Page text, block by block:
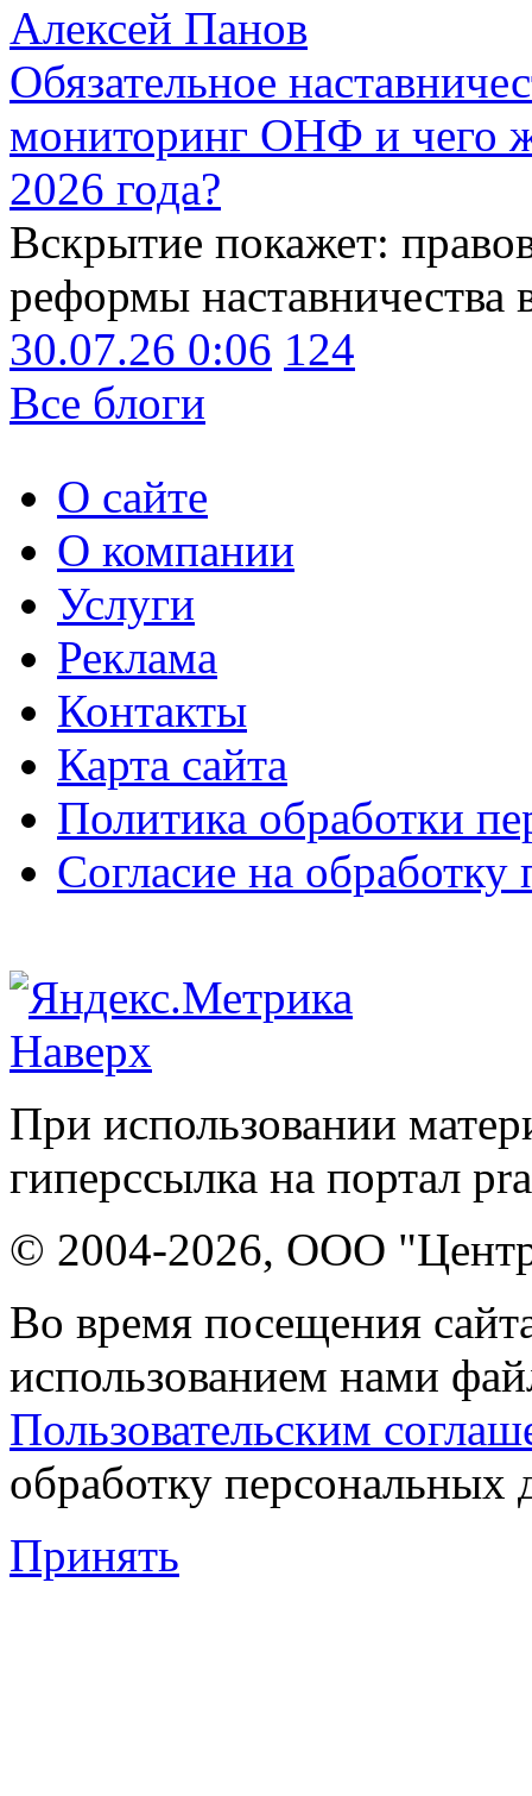
Алексей Панов
Обязательное
мониторинг ОНФ и чего
2026 года?
Вскрытие покажет:
реформы наставничества
30.07.26 0:06 124
Все блоги
О сайте
О компании
Услуги
Реклама
Контакты
Карта сайта
Политика обработки
Согласие на
Наверх
При использовании
гиперссылка на портал
© 2004-2026, ООО "Центр
Во время посещения
использованием нами
Пользовательским
обработку персональных
Принять